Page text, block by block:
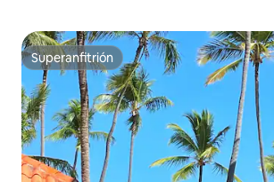
Superanfitrión
Superanfitrión